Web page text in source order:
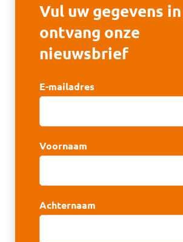
Vul uw gegevens
ontvang onze
nieuwsbrief
E-mailadres
Voornaam
Achternaam